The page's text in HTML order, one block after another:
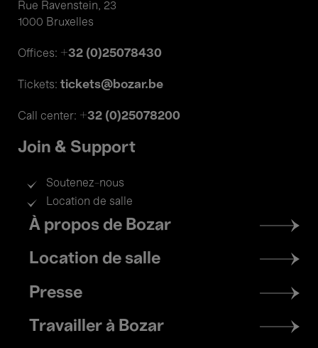
Rue Ravenstein, 23
1000 Bruxelles
Offices: +32 (0)25078430
Tickets: tickets@bozar.be
Call center: +32 (0)25078200
Join & Support
Soutenez-nous
Location de salle
Footer
menu
À propos de Bozar
Location de salle
Presse
Travailler à Bozar